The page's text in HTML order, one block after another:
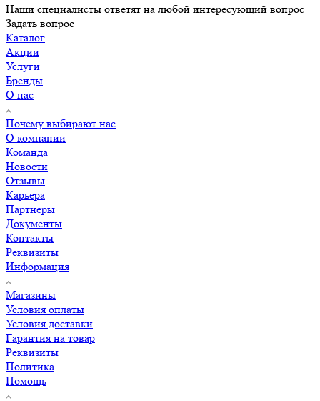
Наши специалисты ответят на любой интересующий вопрос
Задать вопрос
Каталог
Акции
Услуги
Бренды
О нас
Почему выбирают нас
О компании
Команда
Новости
Отзывы
Карьера
Партнеры
Документы
Контакты
Реквизиты
Информация
Магазины
Условия оплаты
Условия доставки
Гарантия на товар
Реквизиты
Политика
Помощь